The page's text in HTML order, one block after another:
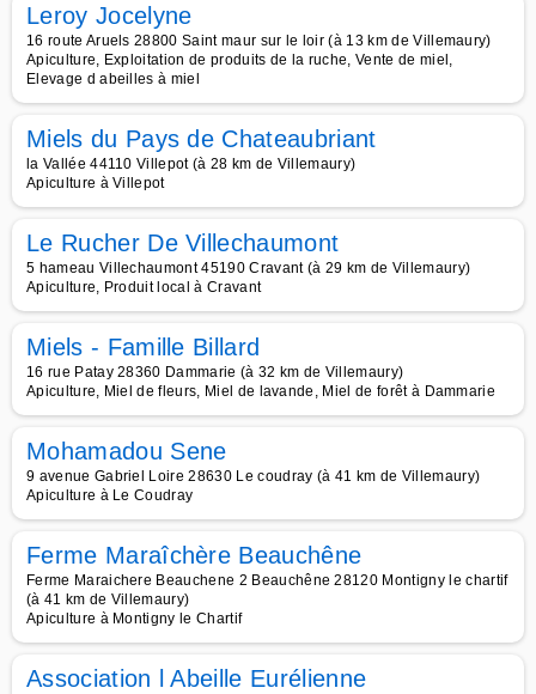
Leroy Jocelyne
16 route Aruels 28800 Saint maur sur le loir (à 13 km de Villemaury)
Apiculture, Exploitation de produits de la ruche, Vente de miel,
Elevage d abeilles à miel
Miels du Pays de Chateaubriant
la Vallée 44110 Villepot (à 28 km de Villemaury)
Apiculture à Villepot
Le Rucher De Villechaumont
5 hameau Villechaumont 45190 Cravant (à 29 km de Villemaury)
Apiculture, Produit local à Cravant
Miels - Famille Billard
16 rue Patay 28360 Dammarie (à 32 km de Villemaury)
Apiculture, Miel de fleurs, Miel de lavande, Miel de forêt à Dammarie
Mohamadou Sene
9 avenue Gabriel Loire 28630 Le coudray (à 41 km de Villemaury)
Apiculture à Le Coudray
Ferme Maraîchère Beauchêne
Ferme Maraichere Beauchene 2 Beauchêne 28120 Montigny le chartif
(à 41 km de Villemaury)
Apiculture à Montigny le Chartif
Association l Abeille Eurélienne